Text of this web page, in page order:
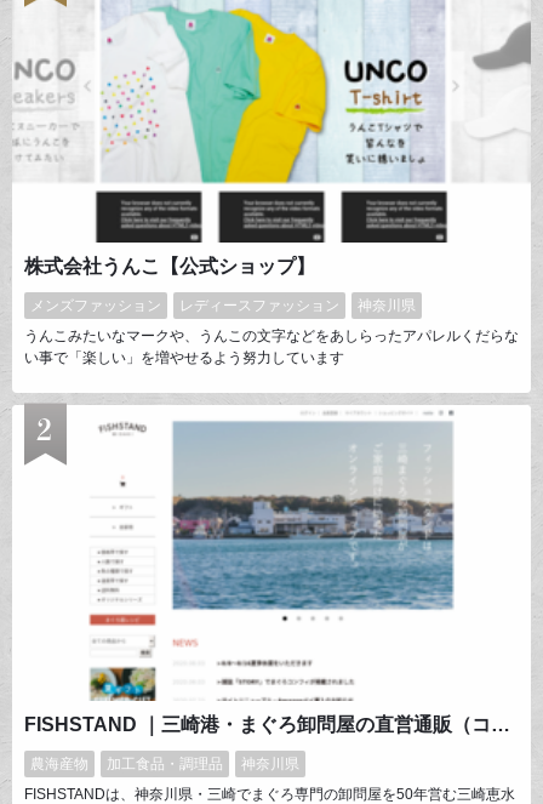
株式会社うんこ【公式ショップ】
メンズファッション レディースファッション
神奈川県
うんこみたいなマークや、うんこの文字などをあしらったアパレルくだらな
い事で「楽しい」を増やせるよう努力しています
FISHSTAND ｜三崎港・まぐろ卸問屋の直営通販（コンフィ・冷凍まぐろ）
農海産物 加工食品・調理品
神奈川県
FISHSTANDは、神奈川県・三崎でまぐろ専門の卸問屋を50年営む三崎恵水